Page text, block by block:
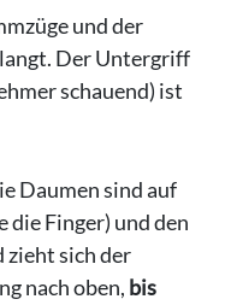
und der
Der Untergriff
schauend) ist
Daumen sind auf
die Finger) und den
zieht sich der
nach oben, bis